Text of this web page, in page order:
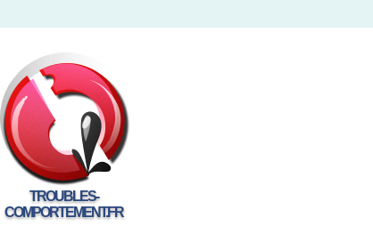
TROUBLES-
COMPORTEMENT.FR